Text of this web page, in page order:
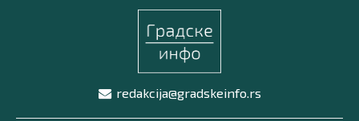
redakcija@gradskeinfo.rs